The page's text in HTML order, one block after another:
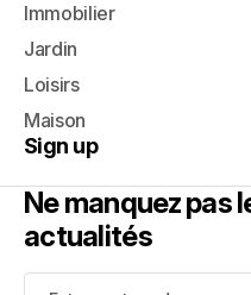
Immobilier
Jardin
Loisirs
Maison
Sign up
Ne manquez pas
actualités